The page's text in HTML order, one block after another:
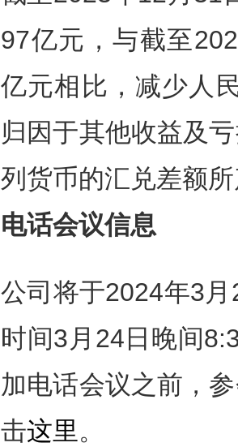
97亿元，与截至
亿元相比，减少人
归因于其他收益及
列货币的汇兑差额
电话会议信息
公司将于2024年3
时间3月24日晚间
加电话会议之前，
击这里。